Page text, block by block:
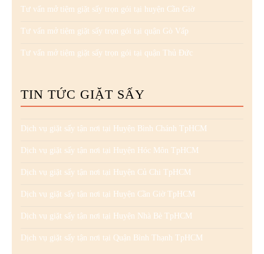
Tư vấn mở tiệm giặt sấy trọn gói tại huyện Cần Giờ
Tư vấn mở tiệm giặt sấy trọn gói tại quận Gò Vấp
Tư vấn mở tiệm giặt sấy trọn gói tại quận Thủ Đức
TIN TỨC GIẶT SẤY
Dịch vụ giặt sấy tận nơi tại Huyện Bình Chánh TpHCM
Dịch vụ giặt sấy tận nơi tại Huyện Hóc Môn TpHCM
Dịch vụ giặt sấy tận nơi tại Huyện Củ Chi TpHCM
Dịch vụ giặt sấy tận nơi tại Huyện Cần Giờ TpHCM
Dịch vụ giặt sấy tận nơi tại Huyện Nhà Bè TpHCM
Dịch vụ giặt sấy tận nơi tại Quận Bình Thạnh TpHCM